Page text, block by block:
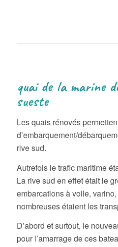
quai de la marine
sueste
Les quais rénovés
d’embarquement/
rive sud.
Autrefois le trafic maritime
La rive sud en effet était le
embarcations à voile,
nombreuses étaient les
D’abord et surtout, le
pour l’amarrage de ces